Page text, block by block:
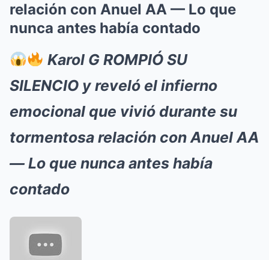
relación con Anuel AA — Lo que
nunca antes había contado
Karol G ROMPIÓ SU
SILENCIO y reveló el infierno
emocional que vivió durante su
tormentosa relación con Anuel AA
— Lo que nunca antes había
contado